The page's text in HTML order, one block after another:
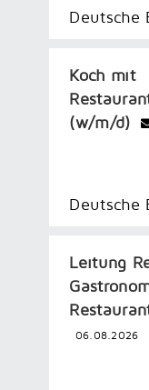
Deutsche
Koch mit
(w/m/d)
Deutsche
Leitung
06.08.2026